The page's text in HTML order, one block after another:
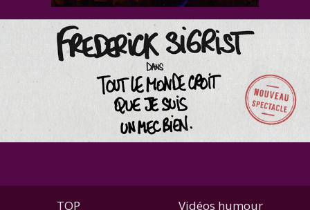
TOP Vidéos humour